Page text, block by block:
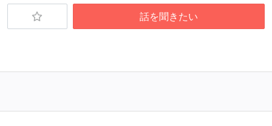
話を聞きたい